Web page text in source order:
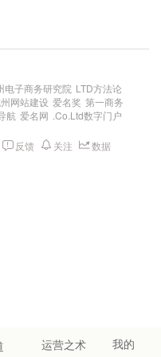
运营之术 我的
电子商务研究院 LTD方法论
网站建设 爱名奖 第一商务
航 爱名网 .Co.Ltd数字门户
反馈 关注 数据